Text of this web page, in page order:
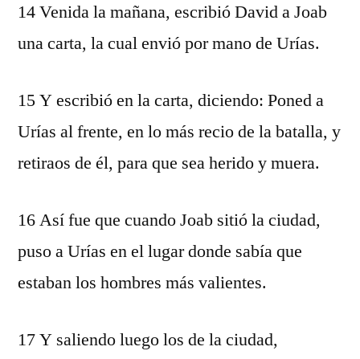
14 Venida la mañana, escribió David a Joab
una carta, la cual envió por mano de Urías.
15 Y escribió en la carta, diciendo: Poned a
Urías al frente, en lo más recio de la batalla, y
retiraos de él, para que sea herido y muera.
16 Así fue que cuando Joab sitió la ciudad,
puso a Urías en el lugar donde sabía que
estaban los hombres más valientes.
17 Y saliendo luego los de la ciudad,